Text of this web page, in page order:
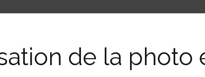
de la photo